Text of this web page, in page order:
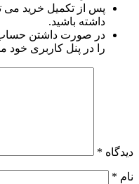
پس از تکمیل خرید می
داشته باشید.
در صورت داشتن حساب
را در پنل کاربری خود
دیدگاه *
نام *